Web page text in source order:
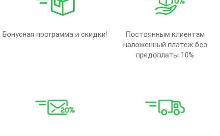
Бонусная программа и скидки!
Постоянным клиентам
наложенный платеж без
предоплаты 10%